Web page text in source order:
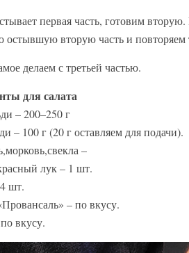
первая часть, готовим
остывшую вторую часть и повторяем
делаем с третьей частью.
для салата
– 200–250 г
– 100 г (20 г оставляем для подачи).
–
лук – 1 шт.
шт.
– по вкусу.
вкусу.